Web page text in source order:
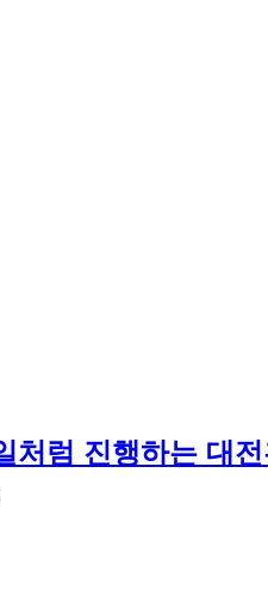
처럼 진행하는 대